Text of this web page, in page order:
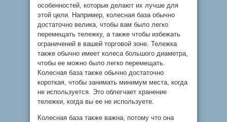
особенностей, которые делают их лучше для
этой цели. Например, колесная база обычно
достаточно велика, чтобы вам было легко
перемещать тележку, а также чтобы избежать
ограничений в вашей торговой зоне. Тележка
также обычно имеет колеса большого диаметра,
чтобы ее можно было легко перемещать.
Колесная база также обычно достаточно
короткая, чтобы занимать минимум места, когда
не используется. Это облегчает хранение
тележки, когда вы ее не используете.
Колесная база также важна, потому что она